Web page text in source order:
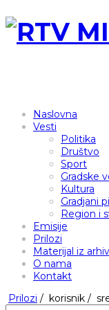
Naslovna
Vesti
Politika
Društvo
Sport
Gradske
Kultura
Gradjani
Region i
Emisije
Prilozi
Materijal iz
O nama
Kontakt
Prilozi / korisnik /